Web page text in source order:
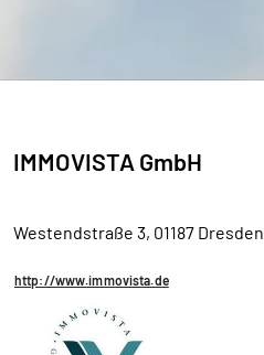
IMMOVISTA GmbH
Westendstraße 3, 01187 Dresden
http://www.immovista.de